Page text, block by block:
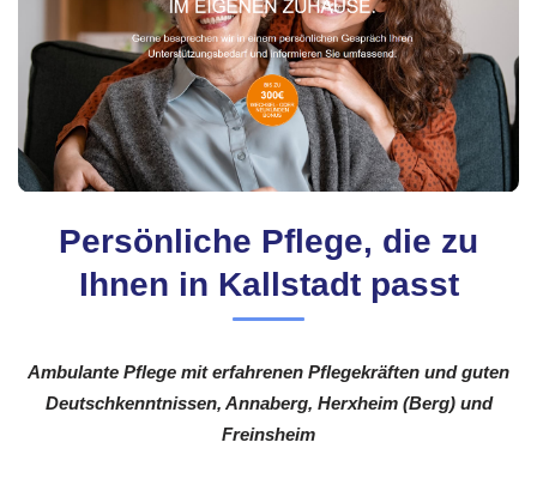
Persönliche Pflege, die zu
Ihnen in Kallstadt passt
Ambulante Pflege mit erfahrenen Pflegekräften und guten
Deutschkenntnissen, Annaberg, Herxheim (Berg) und
Freinsheim